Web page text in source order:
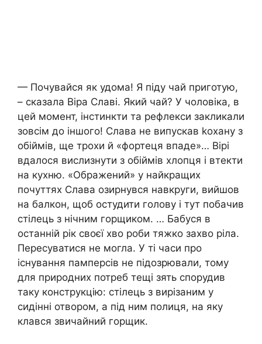
— Почувайся як удома! Я піду чай приготую,
– сказала Віра Славі. Який чай? У чоловіка, в
цей момент, інстинкти та рефлекси закликали
зовсім до іншого! Слава не випускав kохану з
обіймів, ще трохи й «фортеця впаде»… Вірі
вдалося вислизнути з обіймів хлопця і втекти
на кухню. «Ображений» у найкращих
почуттях Слава озирнувся навкруги, вийшов
на балкон, щоб остудити голову і тут побачив
стілець з нічним горщиком. … Бабуся в
останній рік своєї хво роби тяжко захво ріла.
Пересуватися не могла. У ті часи про
існування памперсів не підозрювали, тому
для природних потреб тещі зять спорудив
таку конструкцію: стілець з вирізаним у
сидінні отвором, а під ним полиця, на яку
клався звичайний горщик.